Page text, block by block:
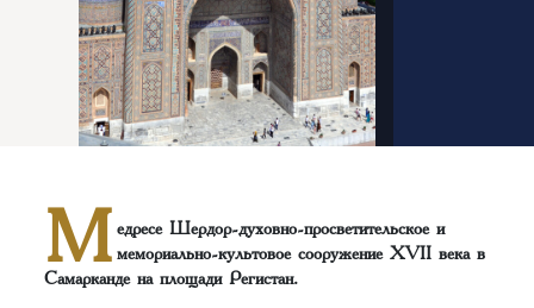
М едресе Шердор-духовно-просветительское и
мемориально-культовое сооружение XVII века в
Самарканде на площади Регистан.